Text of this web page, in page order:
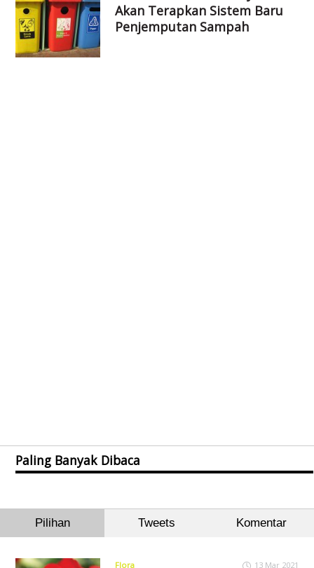
Akan Terapkan Sistem Baru
Penjemputan Sampah
Paling Banyak Dibaca
Pilihan Tweets Komentar
Flora 13 Mar 2021